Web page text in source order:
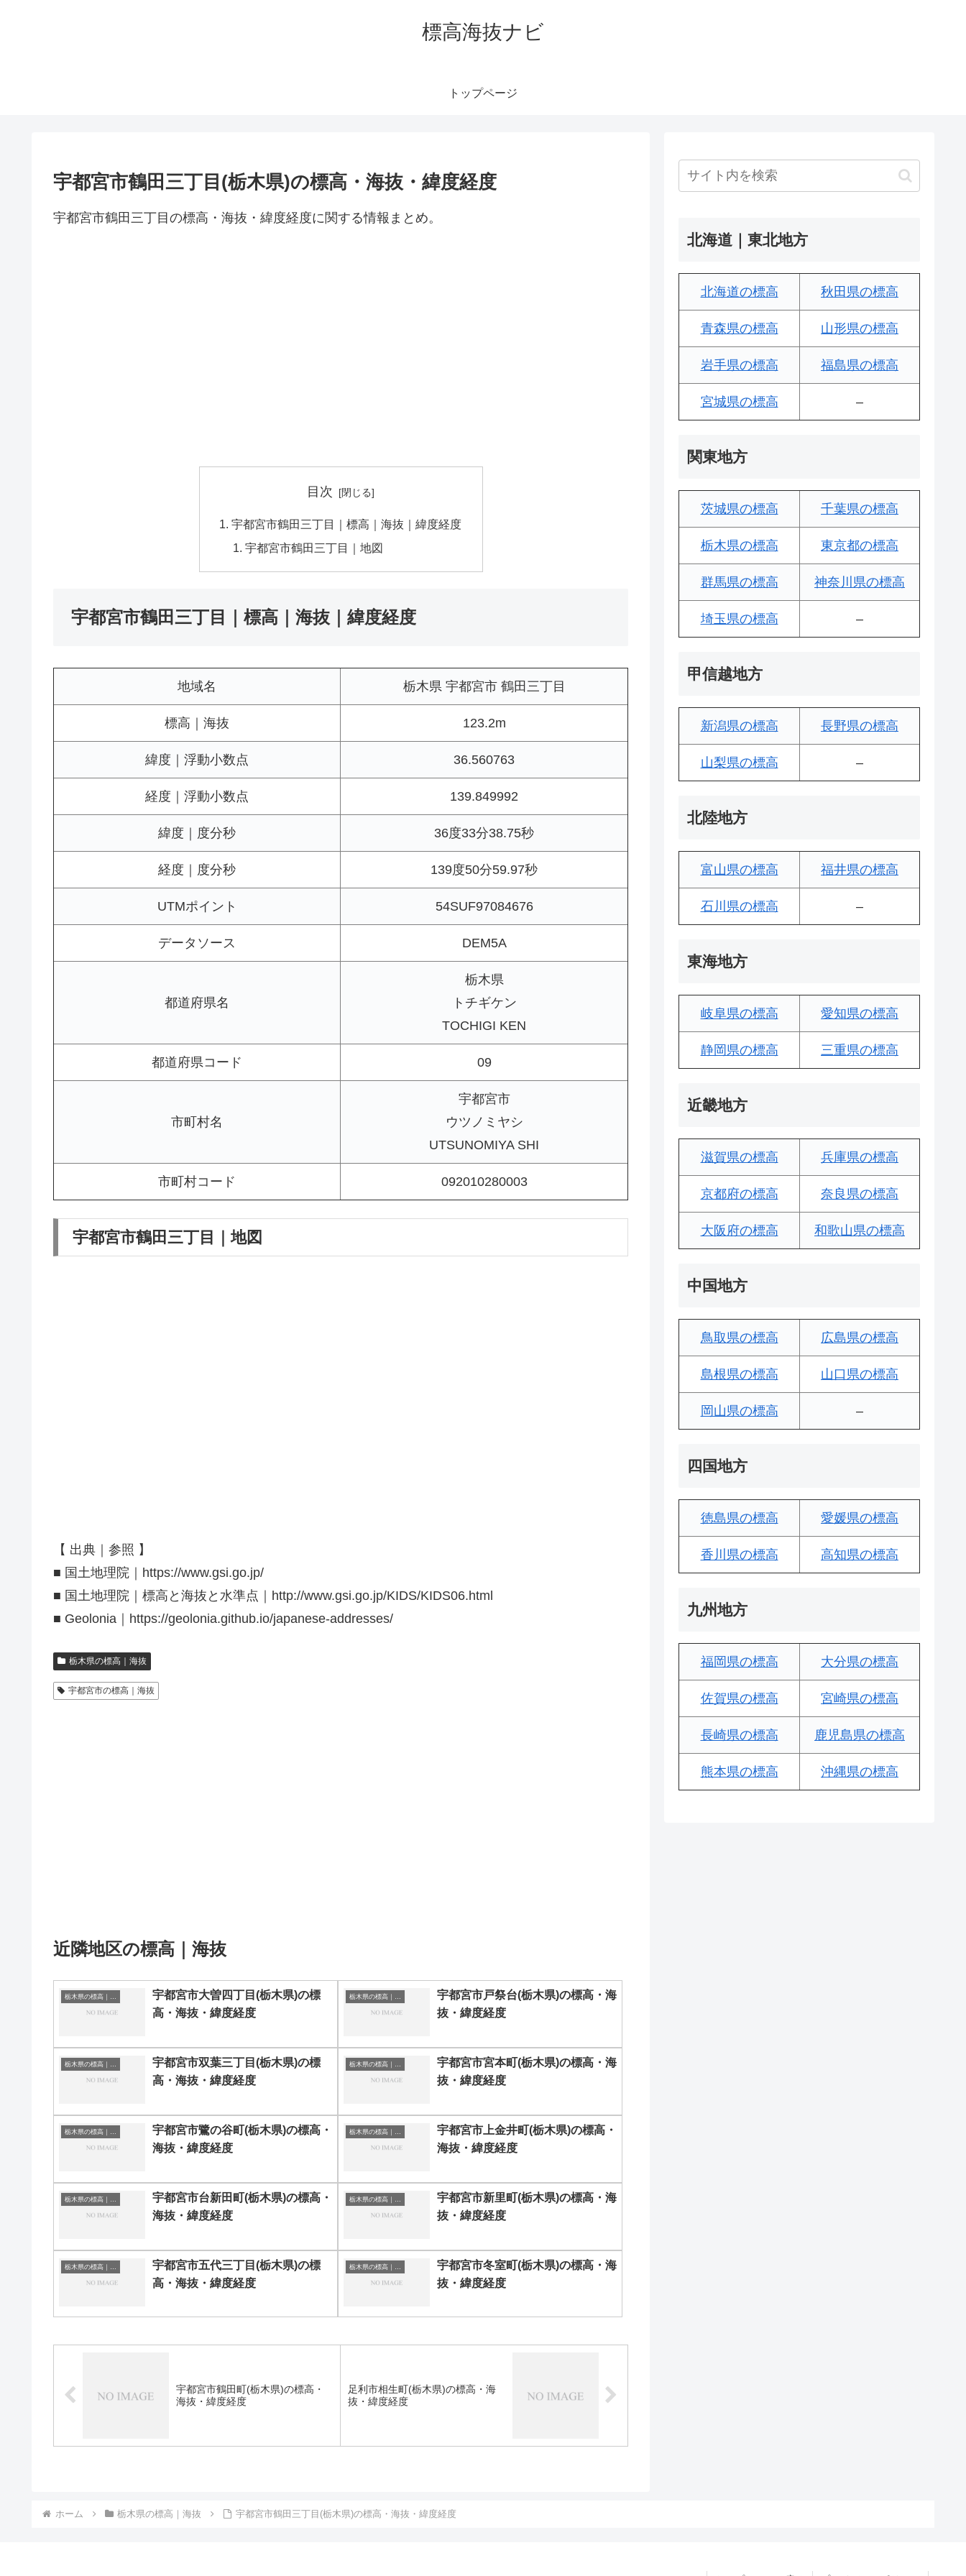
標高海抜ナビ
トップページ
宇都宮市鶴田三丁目(栃木県)の標高・海抜・緯度経度
宇都宮市鶴田三丁目の標高・海抜・緯度経度に関する情報まとめ。
目次
宇都宮市鶴田三丁目｜標高｜海抜｜緯度経度
宇都宮市鶴田三丁目｜地図
宇都宮市鶴田三丁目｜標高｜海抜｜緯度経度
地域名 栃木県 宇都宮市 鶴田三丁目
標高｜海抜 123.2m
緯度｜浮動小数点 36.560763
経度｜浮動小数点 139.849992
緯度｜度分秒 36度33分38.75秒
経度｜度分秒 139度50分59.97秒
UTMポイント 54SUF97084676
データソース DEM5A
都道府県名
栃木県
トチギケン
TOCHIGI KEN
都道府県コード 09
市町村名
宇都宮市
ウツノミヤシ
UTSUNOMIYA SHI
市町村コード 092010280003
宇都宮市鶴田三丁目｜地図
【 出典｜参照 】
■ 国土地理院｜https://www.gsi.go.jp/
■ 国土地理院｜標高と海抜と水準点｜http://www.gsi.go.jp/KIDS/KIDS06.html
■ Geolonia｜https://geolonia.github.io/japanese-addresses/
栃木県の標高｜海抜
宇都宮市の標高｜海抜
近隣地区の標高｜海抜
宇都宮市大曽四丁目(栃木県)の標
高・海抜・緯度経度
宇都宮市戸祭台(栃木県)の標高・海
抜・緯度経度
宇都宮市双葉三丁目(栃木県)の標
高・海抜・緯度経度
宇都宮市宮本町(栃木県)の標高・海
抜・緯度経度
宇都宮市鷺の谷町(栃木県)の標高・
海抜・緯度経度
宇都宮市上金井町(栃木県)の標高・
海抜・緯度経度
宇都宮市台新田町(栃木県)の標高・
海抜・緯度経度
宇都宮市新里町(栃木県)の標高・海
抜・緯度経度
宇都宮市五代三丁目(栃木県)の標
高・海抜・緯度経度
宇都宮市冬室町(栃木県)の標高・海
抜・緯度経度
宇都宮市鶴田町(栃木県)の標高・
海抜・緯度経度
足利市相生町(栃木県)の標高・海
抜・緯度経度
北海道｜東北地方
北海道の標高 秋田県の標高
青森県の標高 山形県の標高
岩手県の標高 福島県の標高
宮城県の標高 –
関東地方
茨城県の標高 千葉県の標高
栃木県の標高 東京都の標高
群馬県の標高 神奈川県の標高
埼玉県の標高 –
甲信越地方
新潟県の標高 長野県の標高
山梨県の標高 –
北陸地方
富山県の標高 福井県の標高
石川県の標高 –
東海地方
岐阜県の標高 愛知県の標高
静岡県の標高 三重県の標高
近畿地方
滋賀県の標高 兵庫県の標高
京都府の標高 奈良県の標高
大阪府の標高 和歌山県の標高
中国地方
鳥取県の標高 広島県の標高
島根県の標高 山口県の標高
岡山県の標高 –
四国地方
徳島県の標高 愛媛県の標高
香川県の標高 高知県の標高
九州地方
福岡県の標高 大分県の標高
佐賀県の標高 宮崎県の標高
長崎県の標高 鹿児島県の標高
熊本県の標高 沖縄県の標高
ホーム 栃木県の標高｜海抜 宇都宮市鶴田三丁目(栃木県)の標高・海抜・緯度経度